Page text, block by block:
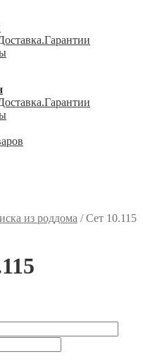
из роддома /Сет 10.115